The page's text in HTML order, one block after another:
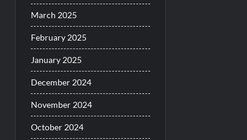
March 2025
February 2025
January 2025
December 2024
November 2024
October 2024